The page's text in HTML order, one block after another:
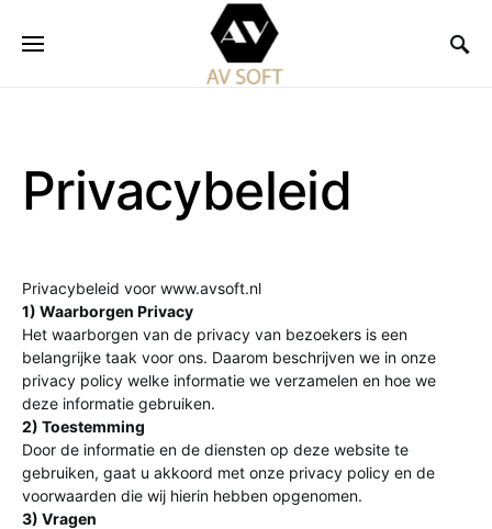
Privacybeleid
Privacybeleid voor www.avsoft.nl
1) Waarborgen Privacy
Het waarborgen van de privacy van bezoekers is een
belangrijke taak voor ons. Daarom beschrijven we in onze
privacy policy welke informatie we verzamelen en hoe we
deze informatie gebruiken.
2) Toestemming
Door de informatie en de diensten op deze website te
gebruiken, gaat u akkoord met onze privacy policy en de
voorwaarden die wij hierin hebben opgenomen.
3) Vragen